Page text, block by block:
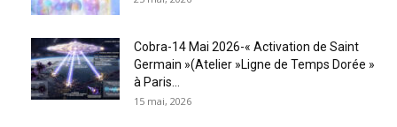
Cobra-14 Mai 2026-« Activation de Saint
Germain »(Atelier »Ligne de Temps Dorée »
à Paris...
15 mai, 2026